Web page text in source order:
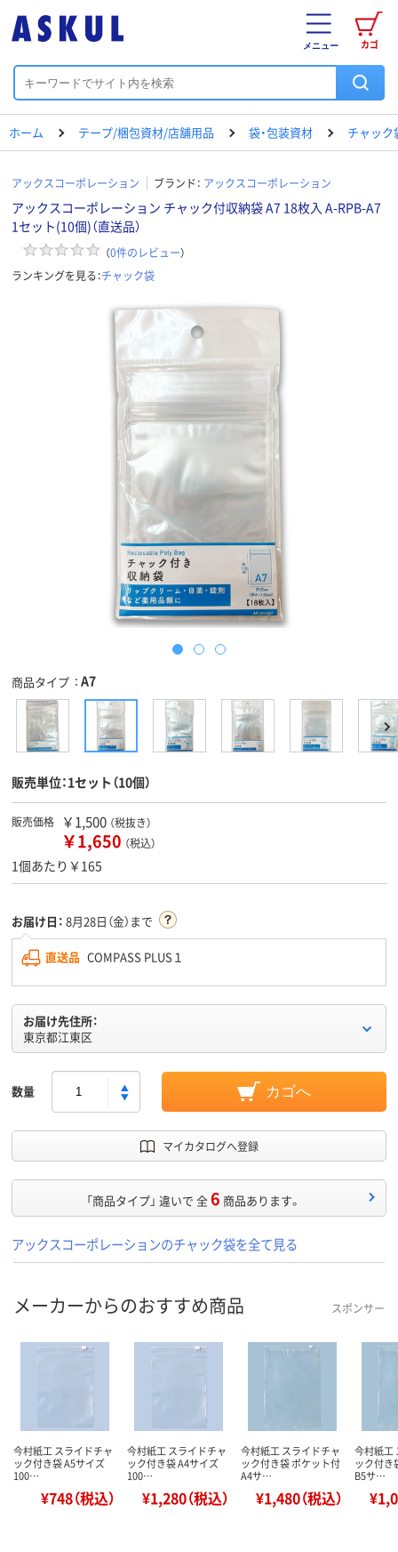
カゴ
メニュー
ホーム テープ/梱包資材/店舗用品 袋・包装資材 チャック
アックスコーポレーション ブランド： アックスコーポレーション
アックスコーポレーション チャック付収納袋 A7 18枚入 A-RPB-A7
1セット(10個)（直送品）
（0件のレビュー）
ランキングを見る：チャック袋
商品タイプ A7
販売単位：1セット（10個）
販売価格 ￥1,500 （税抜き）
￥1,650 （税込）
1個あたり￥165
お届け日： 8月28日（金）まで
直送品 COMPASS PLUS１
お届け先住所：
東京都江東区
数量 カゴへ
マイカタログへ登録
「商品タイプ」 違いで 全6 商品あります。
アックスコーポレーションのチャック袋を全て見る
メーカーからのおすすめ商品 スポンサー
今村紙工 スライドチャ
ック付き袋 A5サイズ
100…
¥748（税込）
今村紙工 スライドチャ
ック付き袋 A4サイズ
100…
¥1,280（税込）
今村紙工 スライドチャ
ック付き袋 ポケット付
A4サ…
¥1,480（税込）
今村紙工
ック付き
B5サ…